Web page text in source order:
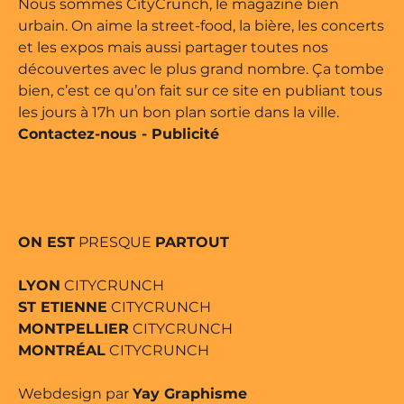
Nous sommes CityCrunch, le magazine bien
urbain. On aime la street-food, la bière, les concerts
et les expos mais aussi partager toutes nos
découvertes avec le plus grand nombre. Ça tombe
bien, c’est ce qu’on fait sur ce site en publiant tous
les jours à 17h un bon plan sortie dans la ville.
Contactez-nous - Publicité
ON EST PRESQUE PARTOUT
LYON CITYCRUNCH
ST ETIENNE CITYCRUNCH
MONTPELLIER CITYCRUNCH
MONTRÉAL CITYCRUNCH
Webdesign par Yay Graphisme